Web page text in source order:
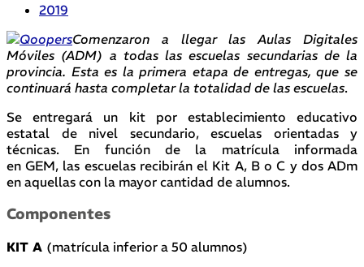
2019
Comenzaron a llegar las Aulas Digitales
Móviles (ADM) a todas las escuelas secundarias de la
provincia. Esta es la primera etapa de entregas, que se
continuará hasta completar la totalidad de las escuelas.
Se entregará un kit por establecimiento educativo
estatal de nivel secundario, escuelas orientadas y
técnicas. En función de la matrícula informada
en GEM, las escuelas recibirán el Kit A, B o C y dos ADm
en aquellas con la mayor cantidad de alumnos.
Componentes
KIT A (matrícula inferior a 50 alumnos)